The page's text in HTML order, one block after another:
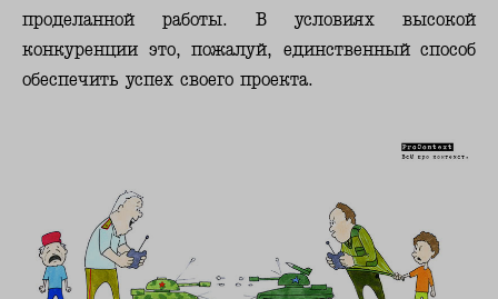
проделанной работы. В условиях высокой
конкуренции это, пожалуй, единственный способ
обеспечить успех своего проекта.